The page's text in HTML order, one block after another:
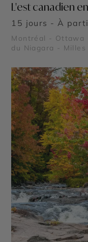
L'est canadien
15 jours - À
Montréal - Ottawa
du Niagara -
- Parc national
Malbaie - Île aux
Grands Jardins -
Laurent - Lac